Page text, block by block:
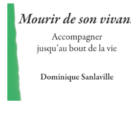
e
t
p
t
e
r
k
d
I
i
t
g
e